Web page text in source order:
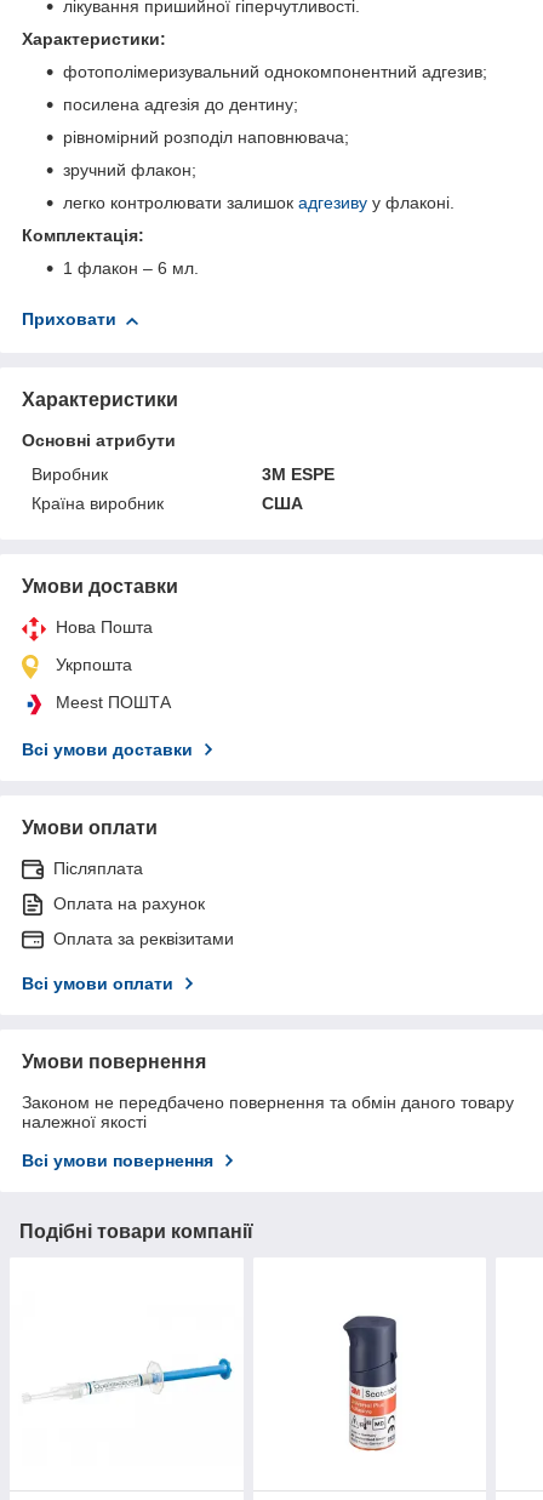
лікування пришийної гіперчутливості.
Характеристики:
фотополімеризувальний однокомпонентний адгезив;
посилена адгезія до дентину;
рівномірний розподіл наповнювача;
зручний флакон;
легко контролювати залишок адгезиву у флаконі.
Комплектація:
1 флакон – 6 мл.
Приховати
Характеристики
Основні атрибути
Виробник
3M ESPE
Країна виробник
США
Умови доставки
Нова Пошта
Укрпошта
Meest ПОШТА
Всі умови доставки
Умови оплати
Післяплата
Оплата на рахунок
Оплата за реквізитами
Всі умови оплати
Умови повернення
Законом не передбачено повернення та обмін даного товару
належної якості
Всі умови повернення
Подібні товари компанії